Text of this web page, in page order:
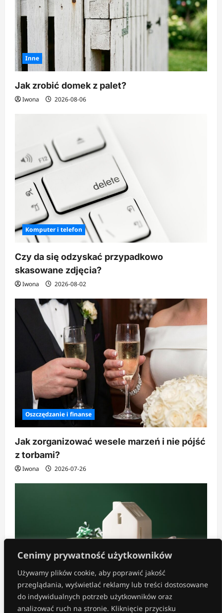
Cenimy prywatność użytkowników
Używamy plików cookie, aby poprawić jakość
przeglądania, wyświetlać reklamy lub treści dostosowane
do indywidualnych potrzeb użytkowników oraz
analizować ruch na stronie. Kliknięcie przycisku
Inne
Jak zrobić domek z palet?
Iwona 2026-08-06
Komputer i telefon
Czy da się odzyskać przypadkowo
skasowane zdjęcia?
Iwona 2026-08-02
Oszczędzanie i finanse
Jak zorganizować wesele marzeń i nie pójść
z torbami?
Iwona 2026-07-26
Inne